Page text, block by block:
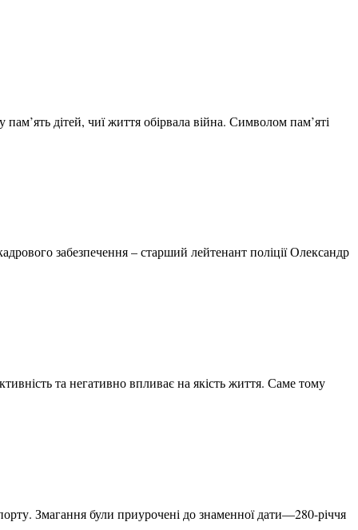
пам’ять дітей, чиї життя обірвала війна. Символом пам’яті
забезпечення – старший лейтенант поліції Олександр
та негативно впливає на якість життя. Саме тому
Змагання були приурочені до знаменної дати—280-річчя